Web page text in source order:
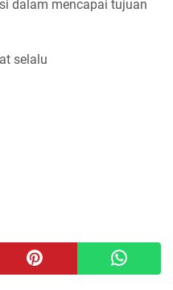
dalam mencapai tujuan
selalu